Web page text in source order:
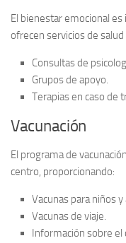
El bienestar emocional
ofrecen servicios de
Consultas de
Grupos de apoyo.
Terapias en caso de
Vacunación
El programa de vacunación
centro, proporcionando:
Vacunas para niños
Vacunas de viaje.
Información sobre el